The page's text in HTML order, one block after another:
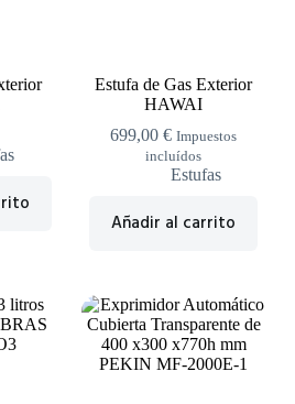
Estufa de Gas Exterior
HAWAI
699,00€ Impuestos
incluídos
Estufas
Añadir al carrito